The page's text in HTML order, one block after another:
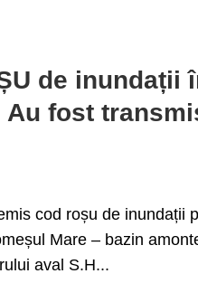
de inundații
Au fost
cod roșu de inundații
Mare – bazin
aval S.H...